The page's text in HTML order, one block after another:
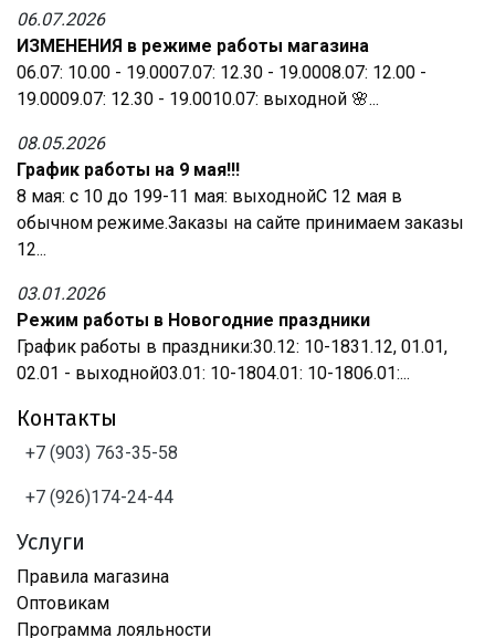
06.07.2026
ИЗМЕНЕНИЯ в режиме работы магазина
06.07: 10.00 - 19.0007.07: 12.30 - 19.0008.07: 12.00 -
19.0009.07: 12.30 - 19.0010.07: выходной 🌸...
08.05.2026
График работы на 9 мая!!!
8 мая: с 10 до 199-11 мая: выходнойС 12 мая в
обычном режиме.Заказы на сайте принимаем заказы
12...
03.01.2026
Режим работы в Новогодние праздники
График работы в праздники:30.12: 10-1831.12, 01.01,
02.01 - выходной03.01: 10-1804.01: 10-1806.01:...
Контакты
+7 (903) 763-35-58
+7 (926)174-24-44
Услуги
Правила магазина
Оптовикам
Программа лояльности